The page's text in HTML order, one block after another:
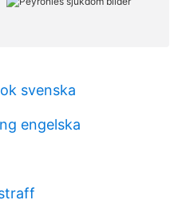
svenska
engelska